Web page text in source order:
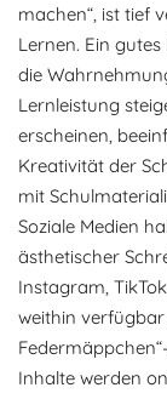
machen“, ist tief
Lernen. Ein
die
Lernleistung
erscheinen,
Kreativität der
mit
Soziale Medien
ästhetischer
Instagram,
weithin verfügbar
Inhalte werden